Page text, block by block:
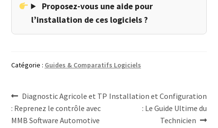
Proposez-vous une aide pour
l’installation de ces logiciels ?
Catégorie : Guides & Comparatifs Logiciels
Navigation
de
Article
précédent :
Diagnostic Agricole et TP
: Reprenez le contrôle avec
MMB Software Automotive
Article
Installation et Configuration
: Le Guide Ultime du
Technicien